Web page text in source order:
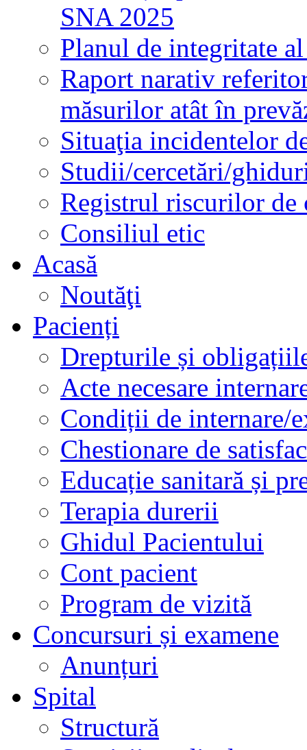
SNA 2025
Planul de integritate
Raport narativ
măsurilor atât în
Situaţia incidentelor
Studii/cercetări/
Registrul riscurilor de
Consiliul etic
Acasă
Noutăţi
Pacienți
Drepturile și
Acte necesare
Condiții de internare/
Chestionare de
Educație sanitară și
Terapia durerii
Ghidul Pacientului
Cont pacient
Program de vizită
Concursuri și examene
Anunțuri
Spital
Structură